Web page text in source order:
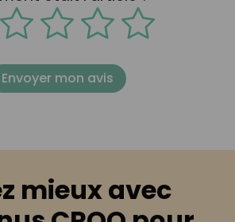
Envoyer mon avis
mieux avec